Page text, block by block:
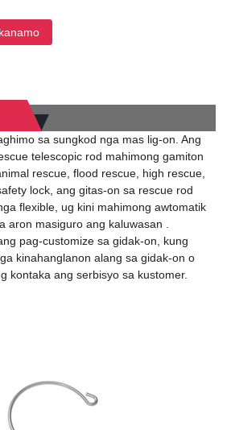
sa sungkod nga mas lig-on. Ang
telescopic rod mahimong gamiton
rescue, flood rescue, high rescue,
lock, ang gitas-on sa rescue rod
flexible, ug kini mahimong awtomatik
aron masiguro ang kaluwasan .
pag-customize sa gidak-on, kung
kinahanglanon alang sa gidak-on o
kontaka ang serbisyo sa kustomer.